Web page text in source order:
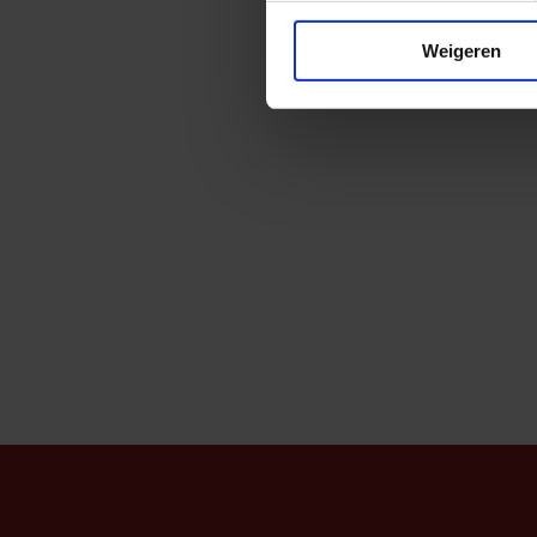
Weigeren